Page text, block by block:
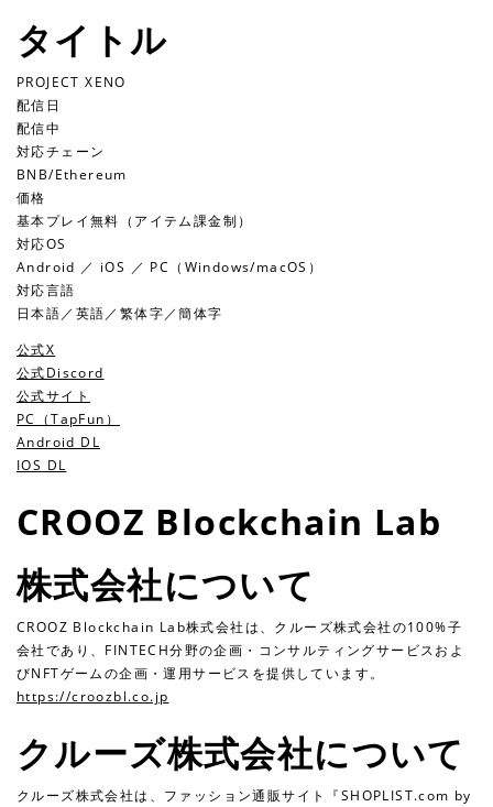
タイトル
PROJECT XENO
配信日
配信中
対応チェーン
BNB/Ethereum
価格
基本プレイ無料（アイテム課金制）
対応OS
Android ／ iOS ／ PC（Windows/macOS）
対応言語
日本語／英語／繁体字／簡体字
公式X
公式Discord
公式サイト
PC（TapFun）
Android DL
IOS DL
CROOZ Blockchain Lab
株式会社について
CROOZ Blockchain Lab株式会社は、クルーズ株式会社の100%子
会社であり、FINTECH分野の企画・コンサルティングサービスおよ
びNFTゲームの企画・運用サービスを提供しています。
https://croozbl.co.jp
クルーズ株式会社について
クルーズ株式会社は、ファッション通販サイト『SHOPLIST.com by